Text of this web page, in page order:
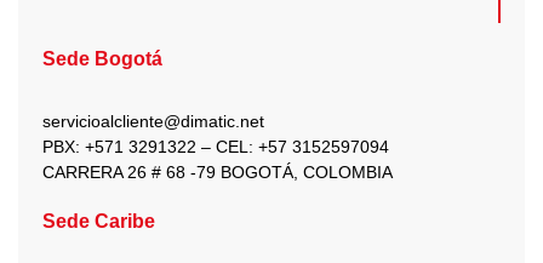
b
o
a
g
a
m
e
r
Sede Bogotá
servicioalcliente@dimatic.net
PBX: +571 3291322 – CEL: +57 3152597094
CARRERA 26 # 68 -79 BOGOTÁ, COLOMBIA
Sede Caribe